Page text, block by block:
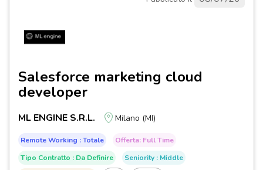
Salesforce marketing cloud
developer
ML ENGINE S.R.L. Milano (MI)
Remote Working : Totale
Offerta: Full Time
Tipo Contratto : Da Definire
Seniority : Middle